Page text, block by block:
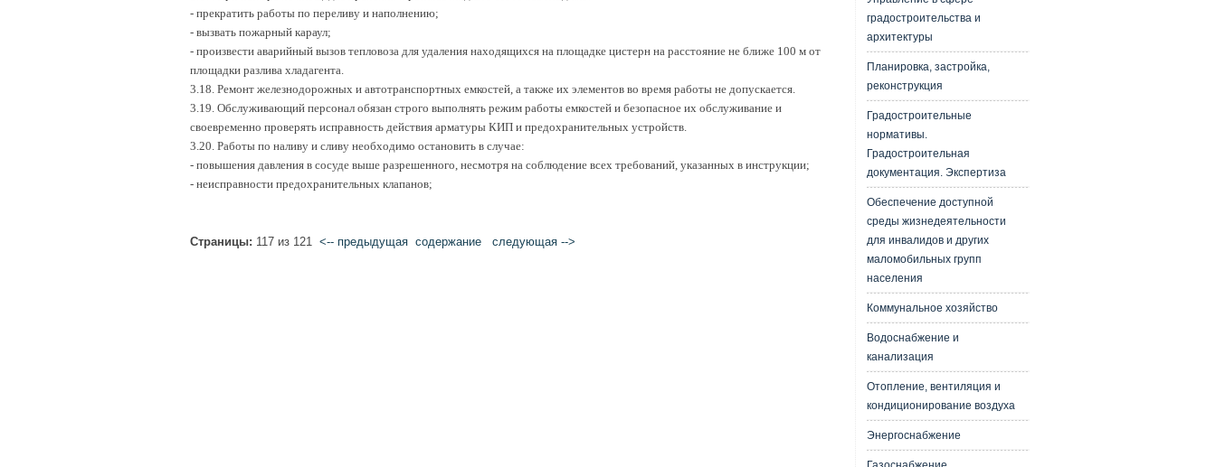
- прекратить работы по переливу и наполнению;
- вызвать пожарный караул;
- произвести аварийный вызов тепловоза для удаления находящихся на площадке цистерн на расстояние не ближе 100 м от
площадки разлива хладагента.
3.18. Ремонт железнодорожных и автотранспортных емкостей, а также их элементов во время работы не допускается.
3.19. Обслуживающий персонал обязан строго выполнять режим работы емкостей и безопасное их обслуживание и
своевременно проверять исправность действия арматуры КИП и предохранительных устройств.
3.20. Работы по наливу и сливу необходимо остановить в случае:
- повышения давления в сосуде выше разрешенного, несмотря на соблюдение всех требований, указанных в инструкции;
- неисправности предохранительных клапанов;
Страницы: 117 из 121 <-- предыдущая cодержание следующая -->
градостроительства и
архитектуры
Планировка, застройка,
реконструкция
Градостроительные
нормативы.
Градостроительная
документация. Экспертиза
Обеспечение доступной
среды жизнедеятельности
для инвалидов и других
маломобильных групп
населения
Коммунальное хозяйство
Водоснабжение и
канализация
Отопление, вентиляция и
кондиционирование воздуха
Энергоснабжение